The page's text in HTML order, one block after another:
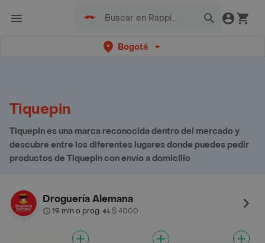
Bogotá
Tiquepin
Tiquepin es una marca reconocida dentro del mercado y
descubre entre los diferentes lugares donde puedes pedir
productos de Tiquepin con envío a domicilio
Droguería Alemana
19 min o prog.• $ 4000